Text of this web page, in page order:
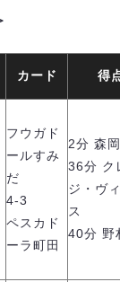
クFC
ズ
九州
Ｆ２）
FOLLOW US!
カード 得
フウガド
ールすみ
だ
4-3
ペスカド
ーラ町田
2分 森
36分 ク
ジ・ヴ
ス
40分 野